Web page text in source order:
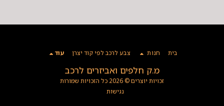
מ.ק חלפים ואביזרים לרכב
זכויות יוצרים © 2026 כל הזכויות שמורות
נגישות
בית חנות צבע לרכב לפי קוד יצרן עוד